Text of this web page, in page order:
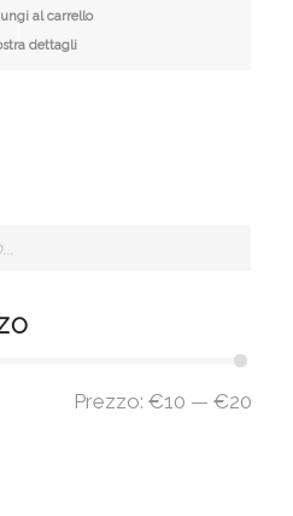
al carrello
dettagli
Prezzo:€10 —€20